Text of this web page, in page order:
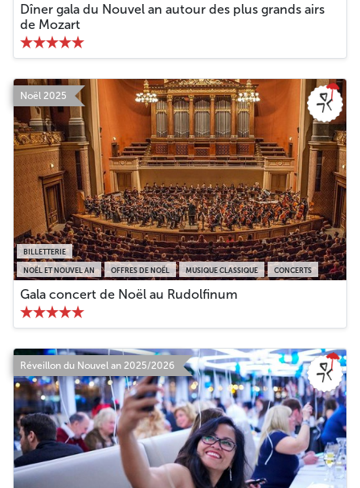
Dîner gala du Nouvel an autour des plus grands airs
de Mozart
Noël 2025
NOËL ET NOUVEL AN OFFRES DE NOËL MUSIQUE CLASSIQUE CONCERTS
BILLETTERIE
Gala concert de Noël au Rudolfinum
Réveillon du Nouvel an 2025/2026